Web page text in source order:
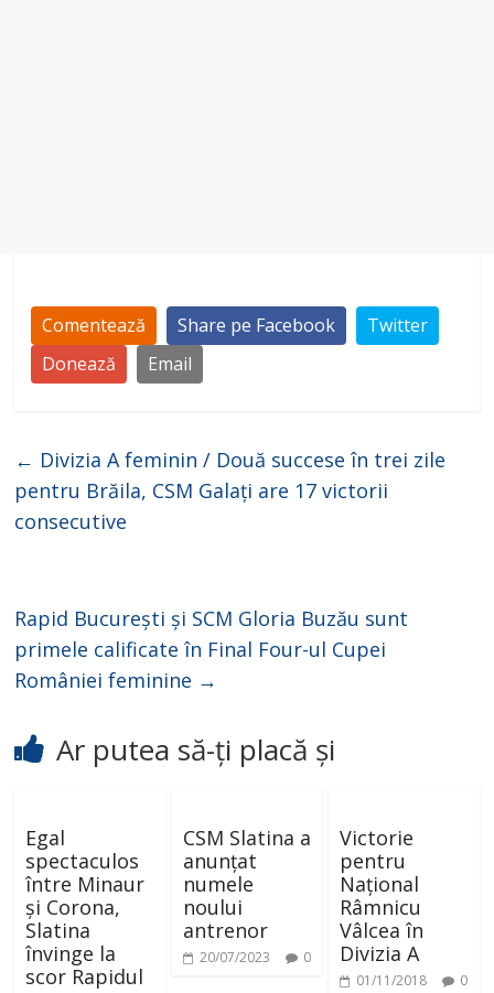
Comentează Share pe Facebook
Twitter
Donează
Email
← Divizia A feminin / Două succese în trei zile
pentru Brăila, CSM Galați are 17 victorii
consecutive
Rapid București și SCM Gloria Buzău sunt
primele calificate în Final Four-ul Cupei
României feminine →
Ar putea să-ți placă și
Egal
spectaculos
între Minaur
și Corona,
Slatina
învinge la
scor Rapidul
CSM Slatina a
anunțat
numele
noului
antrenor
20/07/2023 0
Victorie
pentru
Național
Râmnicu
Vâlcea în
Divizia A
01/11/2018 0